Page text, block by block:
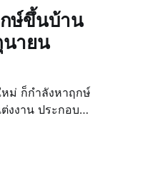
กษ์ขึ้นบ้าน
นายน
หม่ ก็กำลังหาฤกษ์
งงาน ประกอบ